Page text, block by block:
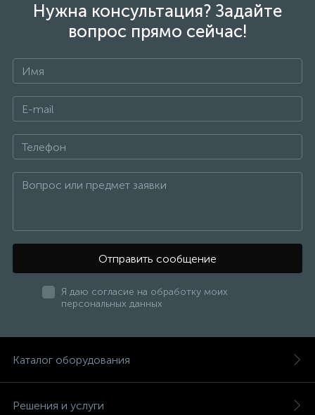
Нужна консультация? Задайте
вопрос прямо сейчас!
Отправить сообщение
Я даю согласие на обработку моих
персональных данных
Каталог оборудования
Решения и услуги